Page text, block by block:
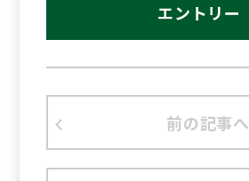
エントリー
前の記事へ